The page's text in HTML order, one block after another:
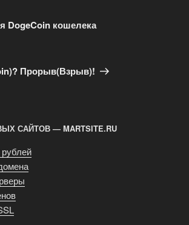
DogeCoin кошелека
Прорыв(Взрыв)!
САЙТОВ — MARTSITE.RU
рублей